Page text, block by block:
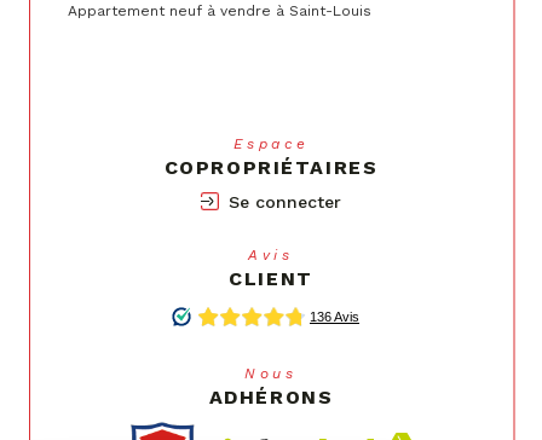
Appartement neuf à vendre à Saint-Louis
Espace
COPROPRIÉTAIRES
Se connecter
Avis
CLIENT
Nous
ADHÉRONS